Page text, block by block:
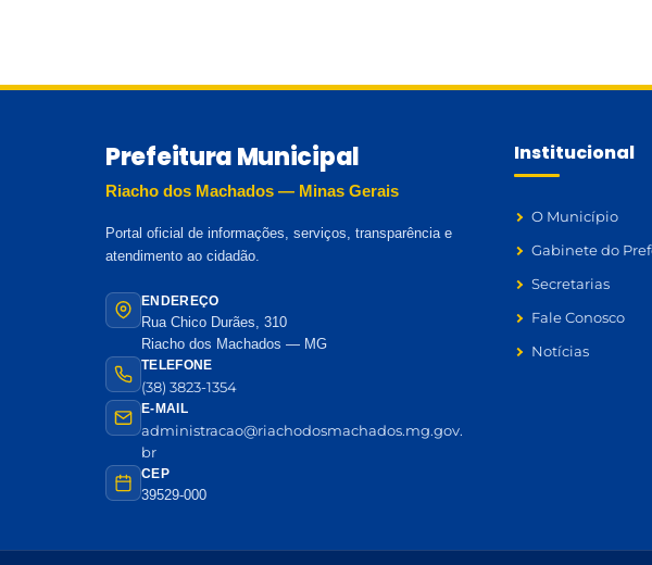
Prefeitura Municipal
Riacho dos Machados — Minas Gerais
Portal oficial de informações, serviços, transparência e
atendimento ao cidadão.
ENDEREÇO
Rua Chico Durães, 310
Riacho dos Machados — MG
TELEFONE
(38) 3823-1354
E-MAIL
administracao@riachodosmachados.mg.gov.
br
CEP
39529-000
Institucional
O Município
Gabinete do
Secretarias
Fale Conosco
Notícias